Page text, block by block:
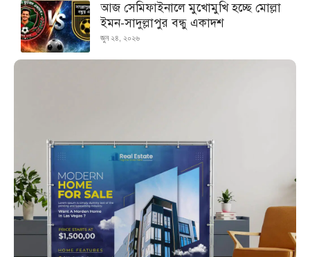
আজ সেমিফাইনালে মুখোমুখি হচ্ছে মোল্লা
ইমন-সাদুল্লাপুর বন্ধু একাদশ
জুন ২৪, ২০২৬